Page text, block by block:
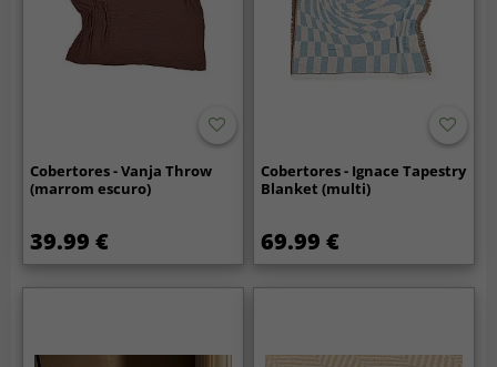
Cobertores - Vanja Throw
(marrom escuro)
39.99 €
Cobertores - Ignace Tapestry
Blanket (multi)
69.99 €